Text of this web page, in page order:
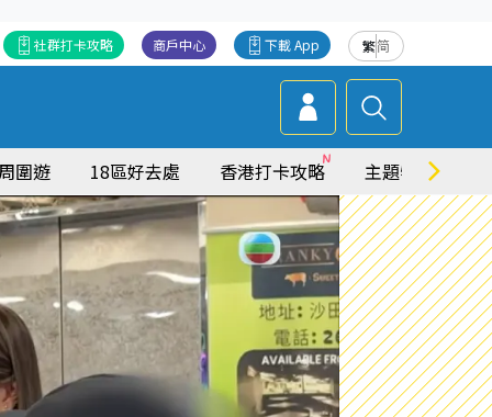
繁简
下載 App
商戶中心
社群打卡攻略
圍遊 18區好去處 香港打卡攻略 主題特集